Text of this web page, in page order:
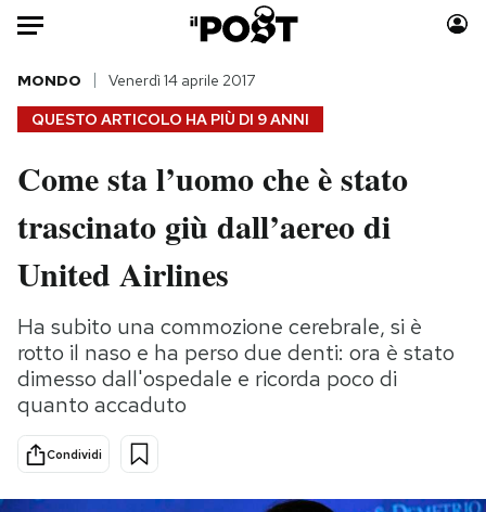
Auto
HOME
Italia
Politica
Tecnologia
Scienza
Cultura
Economia
Sport
Moda
Consumismi
Media
Europa
QUESTO ARTICOLO HA PIÙ DI 9 ANNI
MONDO Venerdì 14 aprile 2017
Come sta l’uomo che è stato
trascinato giù dall’aereo di
United Airlines
Ha subito una commozione cerebrale, si è
rotto il naso e ha perso due denti: ora è stato
dimesso dall'ospedale e ricorda poco di
quanto accaduto
Condividi